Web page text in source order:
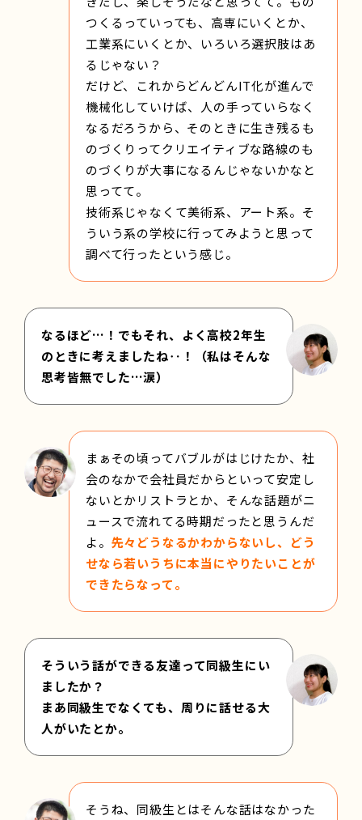
つくるっていっても、高専にいくとか、
工業系にいくとか、いろいろ選択肢はあ
るじゃない？
だけど、これからどんどんIT化が進んで
機械化していけば、人の手っていらなく
なるだろうから、そのときに生き残るも
のづくりってクリエイティブな路線のも
のづくりが大事になるんじゃないかなと
思ってて。
技術系じゃなくて美術系、アート系。そ
ういう系の学校に行ってみようと思って
調べて行ったという感じ。
なるほど…！でもそれ、よく高校2年生
のときに考えましたね‥！（私はそんな
思考皆無でした…涙）
まぁその頃ってバブルがはじけたか、社
会のなかで会社員だからといって安定し
ないとかリストラとか、そんな話題がニ
ュースで流れてる時期だったと思うんだ
よ。 先々どうなるかわからないし、どう
せなら若いうちに本当にやりたいことが
できたらなって。
そういう話ができる友達って同級生にい
ましたか？
まあ同級生でなくても、周りに話せる大
人がいたとか。
そうね、同級生とはそんな話はなかった